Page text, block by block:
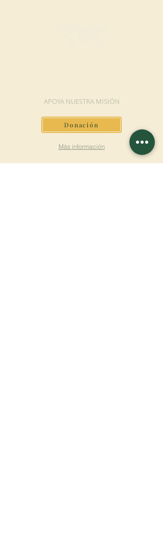
APOYA NUESTRA MISIÓN
Donación
Más información